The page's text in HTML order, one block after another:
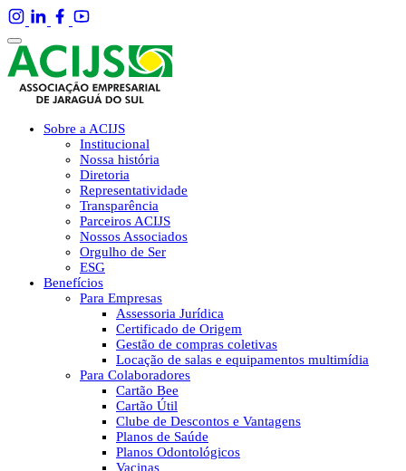
Sobre a ACIJS
Institucional
Nossa história
Diretoria
Representatividade
Transparência
Parceiros ACIJS
Nossos Associados
Orgulho de Ser
ESG
Benefícios
Para Empresas
Assessoria Jurídica
Certificado de Origem
Gestão de compras coletivas
Locação de salas e equipamentos multimídia
Para Colaboradores
Cartão Bee
Cartão Útil
Clube de Descontos e Vantagens
Planos de Saúde
Planos Odontológicos
Vacinas